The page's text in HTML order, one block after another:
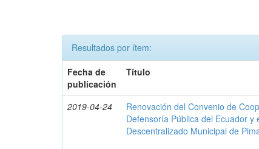
Resultados por ítem:
Fecha de
publicación
Título
2019-04-24
Renovación del Convenio de
Defensoría Pública del Ecuador y
Descentralizado Municipal de